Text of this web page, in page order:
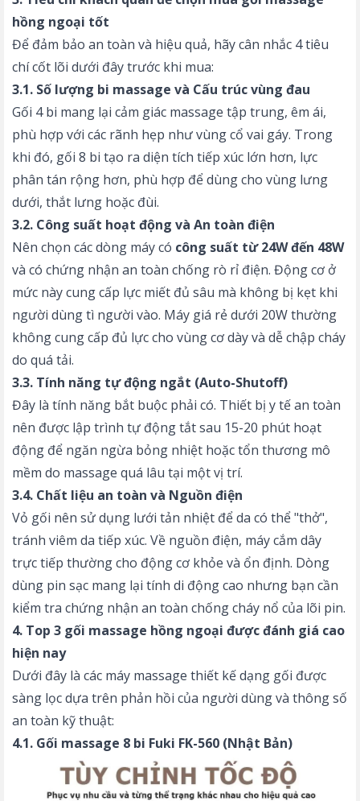
hồng ngoại tốt
Để đảm bảo an toàn và hiệu quả, hãy cân nhắc 4 tiêu
chí cốt lõi dưới đây trước khi mua:
3.1. Số lượng bi massage và Cấu trúc vùng đau
Gối 4 bi mang lại cảm giác massage tập trung, êm ái,
phù hợp với các rãnh hẹp như vùng cổ vai gáy. Trong
khi đó, gối 8 bi tạo ra diện tích tiếp xúc lớn hơn, lực
phân tán rộng hơn, phù hợp để dùng cho vùng lưng
dưới, thắt lưng hoặc đùi.
3.2. Công suất hoạt động và An toàn điện
Nên chọn các dòng máy có công suất từ 24W đến 48W
và có chứng nhận an toàn chống rò rỉ điện. Động cơ ở
mức này cung cấp lực miết đủ sâu mà không bị kẹt khi
người dùng tì người vào. Máy giá rẻ dưới 20W thường
không cung cấp đủ lực cho vùng cơ dày và dễ chập cháy
do quá tải.
3.3. Tính năng tự động ngắt (Auto-Shutoff)
Đây là tính năng bắt buộc phải có. Thiết bị y tế an toàn
nên được lập trình tự động tắt sau 15-20 phút hoạt
động để ngăn ngừa bỏng nhiệt hoặc tổn thương mô
mềm do massage quá lâu tại một vị trí.
3.4. Chất liệu an toàn và Nguồn điện
Vỏ gối nên sử dụng lưới tản nhiệt để da có thể "thở",
tránh viêm da tiếp xúc. Về nguồn điện, máy cắm dây
trực tiếp thường cho động cơ khỏe và ổn định. Dòng
dùng pin sạc mang lại tính di động cao nhưng bạn cần
kiểm tra chứng nhận an toàn chống cháy nổ của lõi pin.
4. Top 3 gối massage hồng ngoại được đánh giá cao
hiện nay
Dưới đây là các máy massage thiết kế dạng gối được
sàng lọc dựa trên phản hồi của người dùng và thông số
an toàn kỹ thuật:
4.1. Gối massage 8 bi Fuki FK-560 (Nhật Bản)